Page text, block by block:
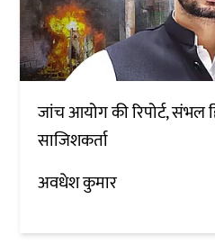
जांच आयोग की रिपोर्ट, संभल
साजिशकर्ता
अवधेश कुमार